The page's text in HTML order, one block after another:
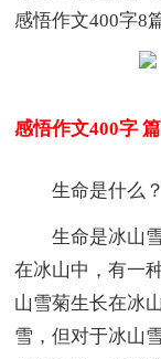
感悟作文400字8
感悟作文400字
生命是什么？
生命是冰山雪
在冰山中，有一
山雪菊生长在冰
雪，但对于冰山